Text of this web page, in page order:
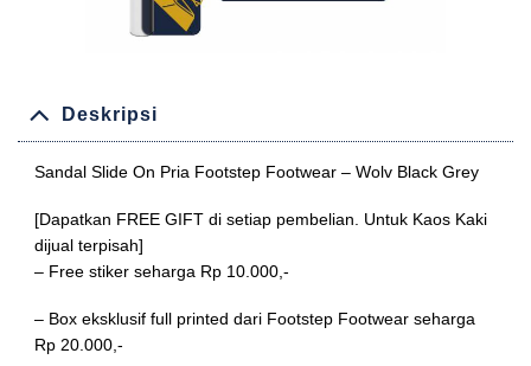
Deskripsi
Sandal Slide On Pria Footstep Footwear – Wolv Black Grey
[Dapatkan FREE GIFT di setiap pembelian. Untuk Kaos Kaki
dijual terpisah]
– Free stiker seharga Rp 10.000,-
– Box eksklusif full printed dari Footstep Footwear seharga
Rp 20.000,-